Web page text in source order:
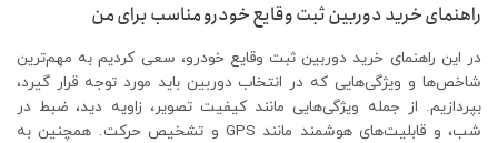
راهنمای خرید دوربین ثبت وقایع خودرو مناسب برای من
در این راهنمای خرید دوربین ثبت وقایع خودرو، سعی کردیم به مهم‌ترین
شاخص‌ها و ویژگی‌هایی که در انتخاب دوربین باید مورد توجه قرار گیرد،
بپردازیم. از جمله ویژگی‌هایی مانند کیفیت تصویر، زاویه دید، ضبط در
شب، و قابلیت‌های هوشمند مانند GPS و تشخیص حرکت. همچنین به